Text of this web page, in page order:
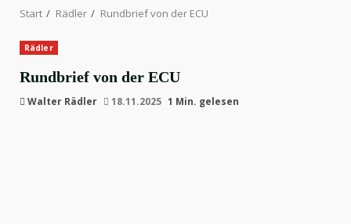
Start Rädler Rundbrief von der ECU
Rädler
Rundbrief von der ECU
Walter Rädler 18.11.2025 1 Min. gelesen